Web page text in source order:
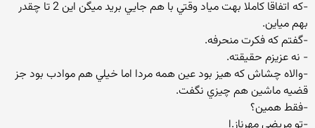
-كه اتفاقا كاملا بهت مياد وقتي با هم جايي بريد ميگن اين 2 تا چقدر
بهم مياين.
-گفتم كه فكرت منحرفه.
- نه عزيزم حقيقته.
-والاه چشاش كه هيز بود عين همه مردا اما خيلي هم موادب بود جز
قضيه ماشين هم چيزي نگفت.
-فقط همين؟